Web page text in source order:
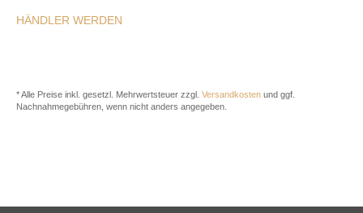
HÄNDLER WERDEN
* Alle Preise inkl. gesetzl. Mehrwertsteuer zzgl. Versandkosten und ggf.
Nachnahmegebühren, wenn nicht anders angegeben.